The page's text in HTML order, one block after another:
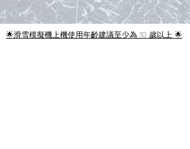
🌟​滑雪模擬機上機使用年齡建議至少為 10 歲以上 🌟